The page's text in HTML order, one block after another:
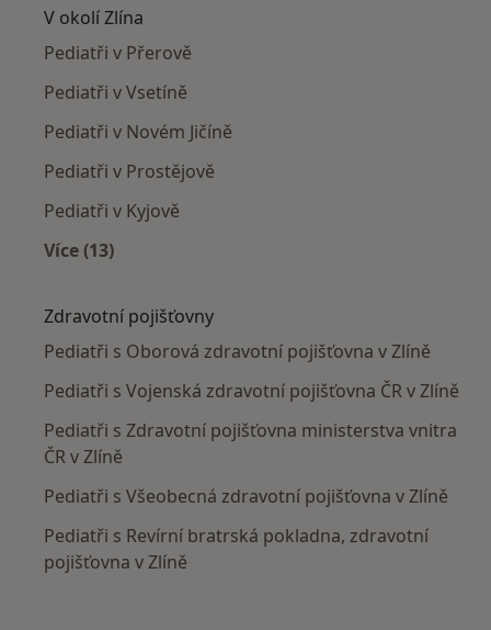
V okolí Zlína
Pediatři v Přerově
Pediatři v Vsetíně
Pediatři v Novém Jičíně
Pediatři v Prostějově
Pediatři v Kyjově
Více (13)
Zdravotní pojišťovny
Pediatři s Oborová zdravotní pojišťovna v Zlíně
Pediatři s Vojenská zdravotní pojišťovna ČR v Zlíně
Pediatři s Zdravotní pojišťovna ministerstva vnitra
ČR v Zlíně
Pediatři s Všeobecná zdravotní pojišťovna v Zlíně
Pediatři s Revírní bratrská pokladna, zdravotní
pojišťovna v Zlíně